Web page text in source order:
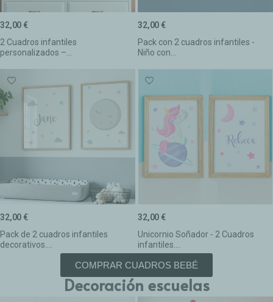
2 Cuadros infantiles
personalizados –...
32,00 €
Pack con 2 cuadros infantiles -
Niño con...
32,00 €
Pack de 2 cuadros infantiles
decorativos....
32,00 €
Unicornio Soñador - 2 Cuadros
infantiles....
32,00 €
COMPRAR CUADROS BEBÉ
Decoración escuelas